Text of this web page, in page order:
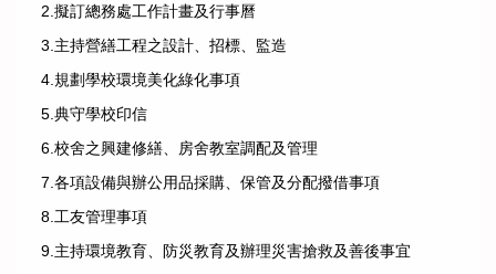
2.擬訂總務處工作計畫及行事曆
3.主持營繕工程之設計、招標、監造
4.規劃學校環境美化綠化事項
5.典守學校印信
6.校舍之興建修繕、房舍教室調配及管理
7.各項設備與辦公用品採購、保管及分配撥借事項
8.工友管理事項
9.主持環境教育、防災教育及辦理災害搶救及善後事宜